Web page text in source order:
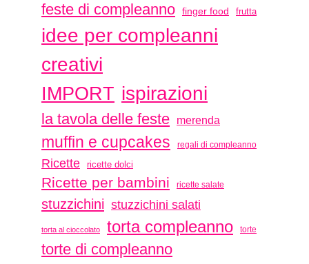
feste di compleanno finger food frutta
idee per compleanni
creativi
IMPORT ispirazioni
la tavola delle feste merenda
muffin e cupcakes regali di compleanno
Ricette ricette dolci
Ricette per bambini ricette salate
stuzzichini stuzzichini salati
torta al cioccolato torta compleanno torte
torte di compleanno